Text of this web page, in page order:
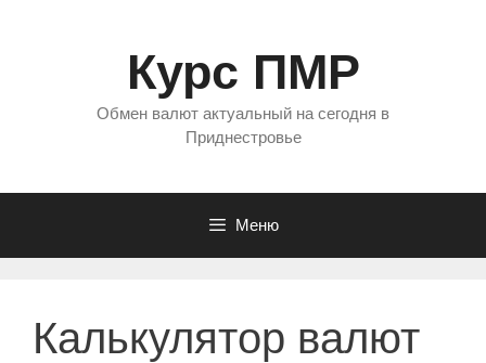
Курс ПМР
Обмен валют актуальный на сегодня в
Приднестровье
Меню
Калькулятор валют